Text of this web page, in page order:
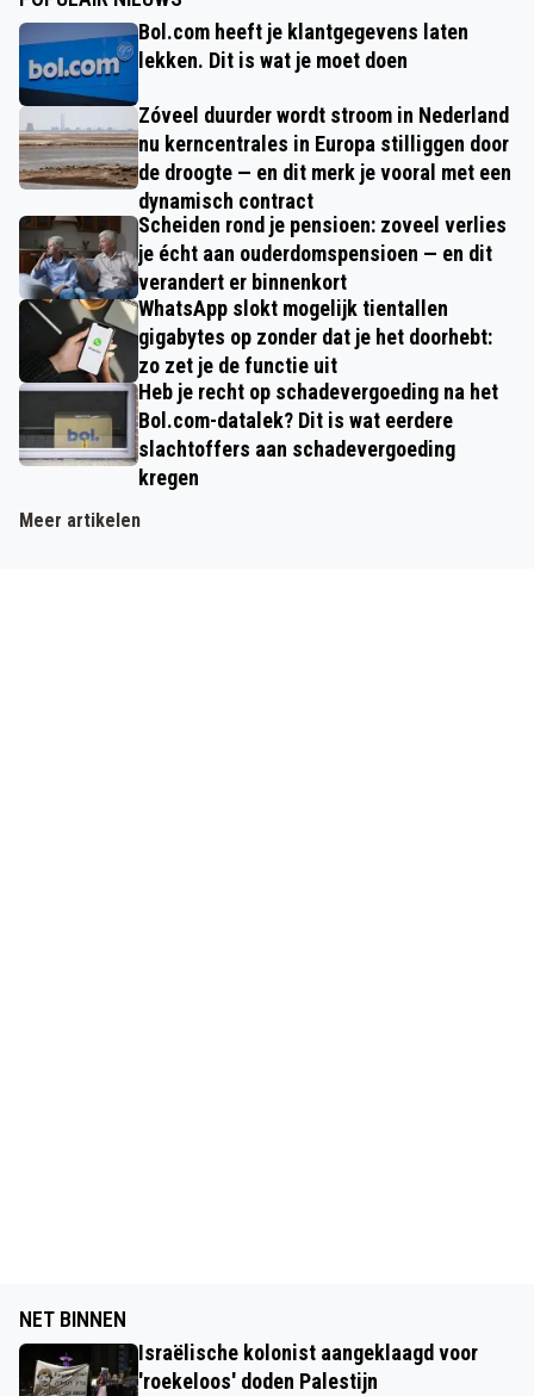
Bol.com heeft je klantgegevens laten
lekken. Dit is wat je moet doen
Zóveel duurder wordt stroom in Nederland
nu kerncentrales in Europa stilliggen door
de droogte — en dit merk je vooral met een
dynamisch contract
Scheiden rond je pensioen: zoveel verlies
je écht aan ouderdomspensioen — en dit
verandert er binnenkort
WhatsApp slokt mogelijk tientallen
gigabytes op zonder dat je het doorhebt:
zo zet je de functie uit
Heb je recht op schadevergoeding na het
Bol.com-datalek? Dit is wat eerdere
slachtoffers aan schadevergoeding
kregen
Meer artikelen
NET BINNEN
Israëlische kolonist aangeklaagd voor
'roekeloos' doden Palestijn